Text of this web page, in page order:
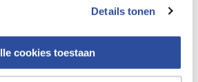
Details tonen
cookies toestaan
bij de hand